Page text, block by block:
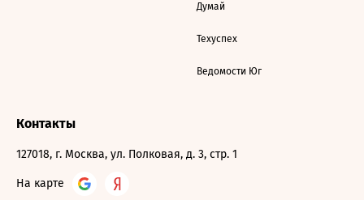
Думай
Техуспех
Ведомости Юг
Контакты
127018, г. Москва, ул. Полковая, д. 3, стр. 1
На карте